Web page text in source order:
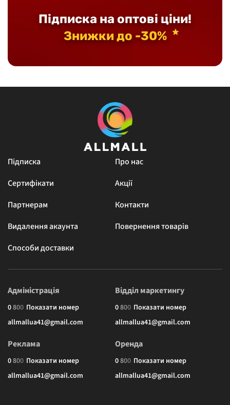
Підписка на оптові ціни!
Знижки до -30%
Підписка
Про нас
Сертифікати
Акції
Партнерам
Контакти
Видалення акаунта
Повернення товарів
Способи доставки
Адміністрація
0800 Показати номер
allmallua41@gmail.com
Відділ маркетингу
0800 Показати номер
allmallua41@gmail.com
Реклама
0800 Показати номер
allmallua41@gmail.com
Оренда
0800 Показати номер
allmallua41@gmail.com